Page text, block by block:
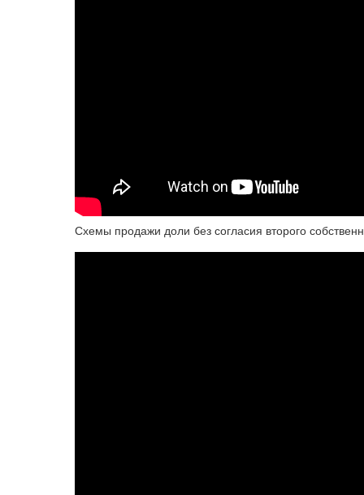
Схемы продажи доли без согласия второго